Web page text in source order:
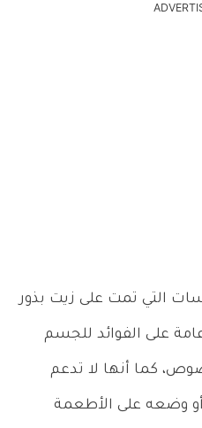
التي تمت على زيت بذور
على الفوائد للجسم
كما أنها لا تدعم
وضعه على الأطعمة